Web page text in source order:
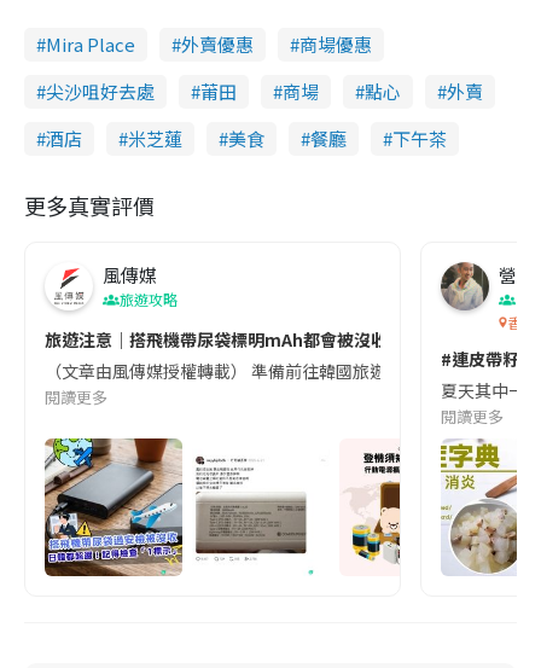
Mira Place 外賣優惠
商場優惠
尖沙咀好去處
莆田 商場 點心
外賣
酒店
米芝蓮 美食 餐廳 下午茶
更多真實評價
風傳媒
旅遊攻略
旅遊注意｜搭飛機帶尿袋標明mAh都會被沒收😱出發前切記檢查
（文章由風傳媒授權轉載） 準備前往韓國旅遊的民眾，近期要
閱讀更多
營養
香港
#連皮帶籽
夏天其中一
閱讀更多